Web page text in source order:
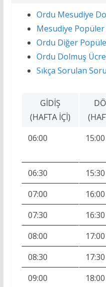
Ordu Mesudiye
Mesudiye
Ordu Diğer
Ordu Dolmuş
Sıkça Sorulan
GIDIŞ
(HAFTA İÇI)
06:00 15:00
06:30
15:30
07:00
16:00
07:30
16:30
08:00
17:00
08:30
17:30
09:00
18:00